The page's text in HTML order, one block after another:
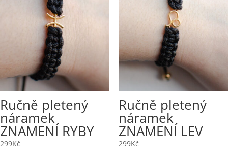
Ručně pletený
náramek
ZNAMENÍ RYBY
299Kč
Ručně pletený
náramek
ZNAMENÍ LEV
299Kč